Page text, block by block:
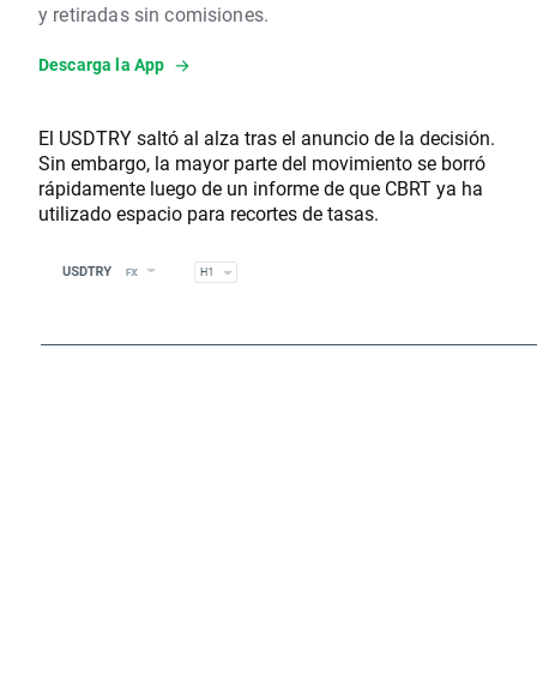
y retiradas sin comisiones.
Descarga la App
El USDTRY saltó al alza tras el anuncio de la decisión.
Sin embargo, la mayor parte del movimiento se borró
rápidamente luego de un informe de que CBRT ya ha
utilizado espacio para recortes de tasas.